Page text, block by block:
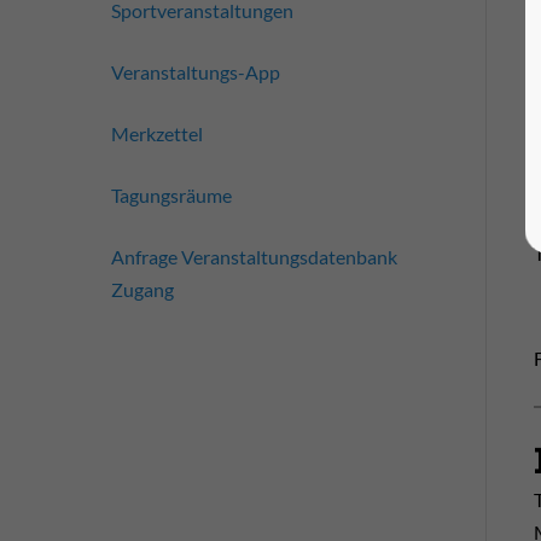
Sportveranstaltungen
Veranstaltungs-App
Merkzettel
Tagungsräume
Anfrage Veranstaltungsdatenbank
Zugang